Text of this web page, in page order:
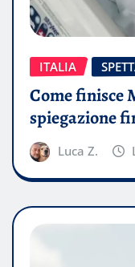
ITALIA
Come finisce
spiegazione
Luca Z.